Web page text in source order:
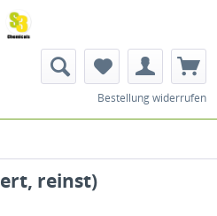
Bestellung widerrufen
reinst)